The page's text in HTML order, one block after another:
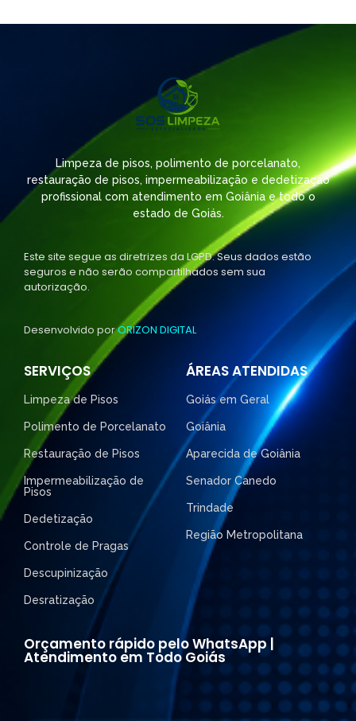
Limpeza de pisos, polimento de porcelanato,
restauração de pisos, impermeabilização e dedetização
profissional com atendimento em Goiânia e todo o
estado de Goiás.
Este site segue as diretrizes da LGPD. Seus dados estão
seguros e não serão compartilhados sem sua
autorização.
Desenvolvido porORIZON DIGITAL
SERVIÇOS
Limpeza de Pisos
Polimento de Porcelanato
Restauração de Pisos
Impermeabilização de
Pisos
Dedetização
Controle de Pragas
Descupinização
Desratização
ÁREAS ATENDIDAS
Goiás em Geral
Goiânia
Aparecida de Goiânia
Senador Canedo
Trindade
Região Metropolitana
Orçamento rápido pelo WhatsApp |
Atendimento em Todo Goiás